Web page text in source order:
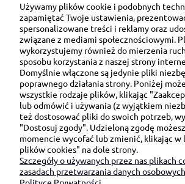
Ul. Brukowa 6/8 lok. 57/
91-341 Łódź
NIP: 6751510615
SKONTAKTUJ SIĘ Z
sklep@be-
+48 690 172 872
Używamy plików cookie i podobnych
zapamiętać Twoje ustawienia,
spersonalizowane treści i reklamy oraz
związane z mediami społecznościowymi.
wykorzystujemy również do mierzenia
sposobu korzystania z naszej strony
Domyślnie włączone są jedynie pliki
poprawnego działania strony. Poniżej
wszystkie rodzaje plików, klikając
lub odmówić i używania (z wyjątkiem
też dostosować pliki do swoich potrzeb,
"Dostosuj zgody". Udzieloną zgodę
momencie wycofać lub zmienić, klikając
plików cookies" na dole strony.
Szczegóły o używanych przez nas plikach
zasadach przetwarzania danych